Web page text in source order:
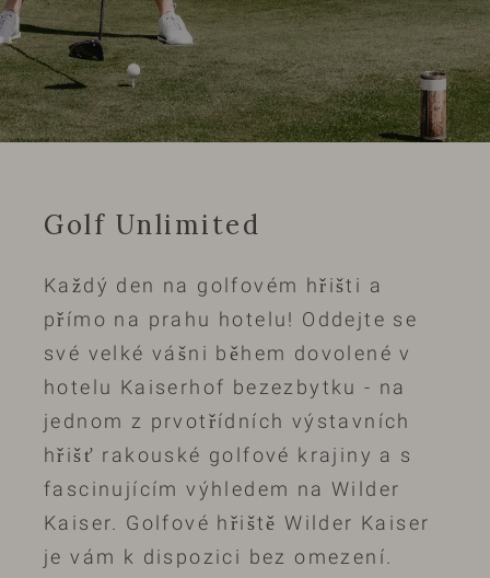
Golf Unlimited
Každý den na golfovém hřišti a
přímo na prahu hotelu! Oddejte se
své velké vášni během dovolené v
hotelu Kaiserhof bezezbytku - na
jednom z prvotřídních výstavních
hřišť rakouské golfové krajiny a s
fascinujícím výhledem na Wilder
Kaiser. Golfové hřiště Wilder Kaiser
je vám k dispozici bez omezení.